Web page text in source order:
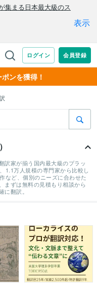
ンを獲得！
訳家が揃う国内最大級のプラッ
1.1万人規模の専門家から比較し
など、個別のニーズに合わせた
まずは無料の見積もり相談から
翻訳。